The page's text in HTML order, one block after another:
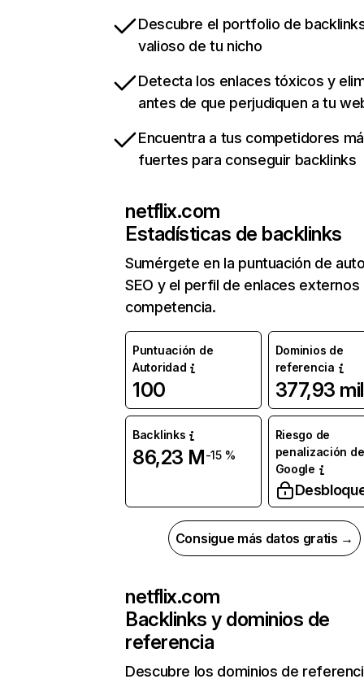
Descubre el portfolio de
valioso de tu nicho
Detecta los enlaces tóxicos y
antes de que perjudiquen a tu
Encuentra a tus competidores
fuertes para conseguir backlinks
netflix.com
Estadísticas de backlinks
Sumérgete en la puntuación de
SEO y el perfil de enlaces externos
competencia.
Puntuación de
Autoridad
100
Dominios de
referencia
377,93 mil
Backlinks
86,23 M-15 %
Riesgo de
penalización de
Google
Consigue más datos gratis →
netflix.com
Backlinks y dominios de
referencia
Descubre los dominios de